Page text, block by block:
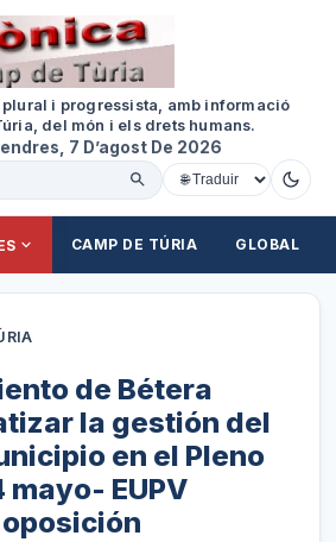
i progressista, amb informació
del món i els drets humans.
7 D’agost De 2026
CAMP DE TÚRIA GLOBAL
de Bétera
la gestión del
en el Pleno
mayo- EUPV